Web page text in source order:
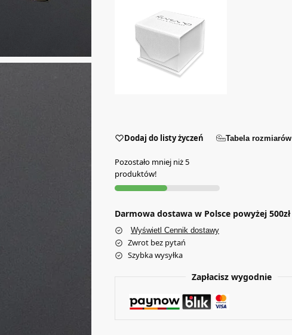
Dodaj do listy życzeń Tabela rozmiarów
Pozostało mniej niż 5
produktów!
Darmowa dostawa w Polsce powyżej 500zł
Wyświetl Cennik dostawy
Zwrot bez pytań
Szybka wysyłka
Zapłacisz wygodnie